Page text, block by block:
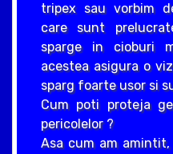
tripex sau vorbim
care sunt
sparge in cioburi
acestea asigura o
sparg foarte usor si
Cum poti proteja
pericolelor ?
Asa cum am